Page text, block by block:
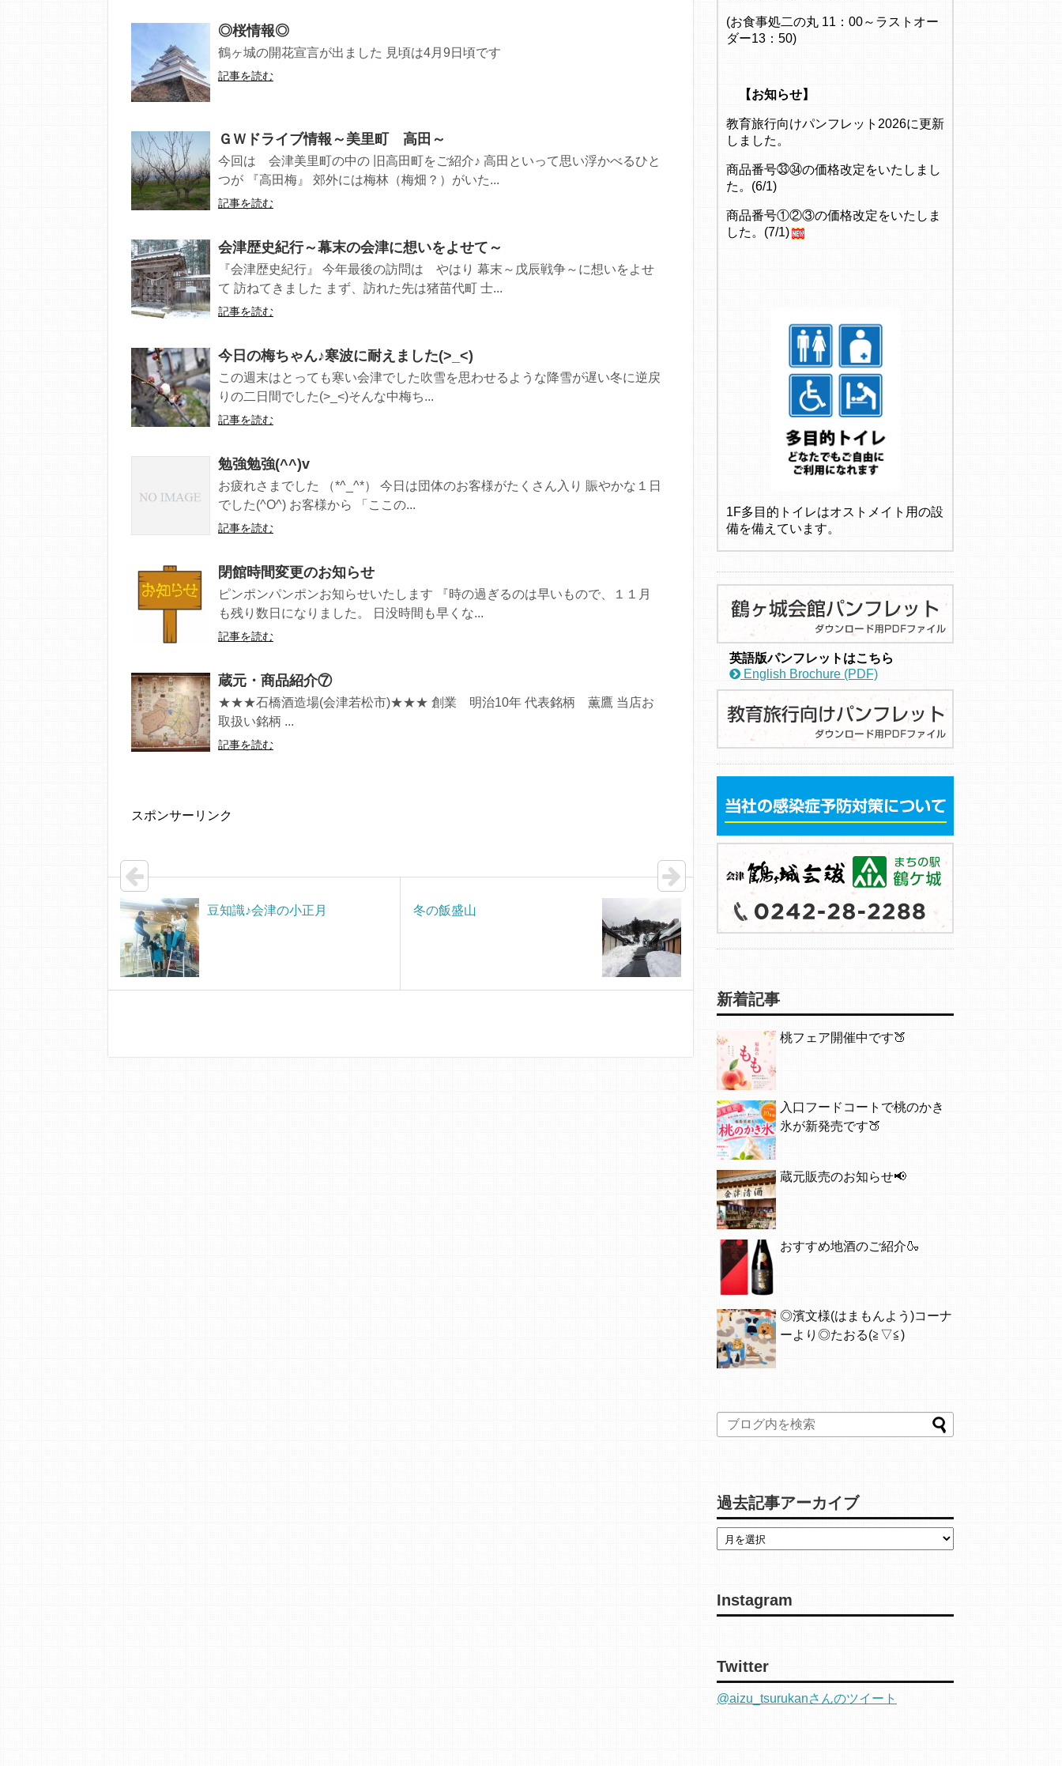
◎桜情報◎
鶴ヶ城の開花宣言が出ました 見頃は4月9日頃です
記事を読む
ＧＷドライブ情報～美里町 高田～
今回は 会津美里町の中の 旧高田町をご紹介♪ 高田といって思い浮かべるひと
つが 『高田梅』 郊外には梅林（梅畑？）がいた...
記事を読む
会津歴史紀行～幕末の会津に想いをよせて～
『会津歴史紀行』 今年最後の訪問は やはり 幕末～戊辰戦争～に想いをよせ
て 訪ねてきました まず、訪れた先は猪苗代町 士...
記事を読む
今日の梅ちゃん♪寒波に耐えました(>_<)
この週末はとっても寒い会津でした吹雪を思わせるような降雪が遅い冬に逆戻
りの二日間でした(>_<)そんな中梅ち...
記事を読む
勉強勉強(^^)v
お疲れさまでした （*^_^*） 今日は団体のお客様がたくさん入り 賑やかな１日
でした(^O^) お客様から 「ここの...
記事を読む
閉館時間変更のお知らせ
ピンポンパンポンお知らせいたします 『時の過ぎるのは早いもので、１１月
も残り数日になりました。 日没時間も早くな...
記事を読む
蔵元・商品紹介⑦
★★★石橋酒造場(会津若松市)★★★ 創業 明治10年 代表銘柄 薫鷹 当店お
取扱い銘柄 ...
記事を読む
スポンサーリンク
豆知識♪会津の小正月 冬の飯盛山
(お食事処二の丸 11：00～ラストオー
ダー13：50)
【お知らせ】
教育旅行向けパンフレット2026に更新
しました。
商品番号㉝㉞の価格改定をいたしまし
た。(6/1)
商品番号①②③の価格改定をいたしま
した。(7/1)
1F多目的トイレはオストメイト用の設
備を備えています。
英語版パンフレットはこちら
English Brochure (PDF)
新着記事
桃フェア開催中です🍑
入口フードコートで桃のかき
氷が新発売です🍑
蔵元販売のお知らせ📢
おすすめ地酒のご紹介🍶
◎濱文様(はまもんよう)コーナ
ーより◎たおる(≧▽≦)
過去記事アーカイブ
Instagram
Twitter
@aizu_tsurukanさんのツイート